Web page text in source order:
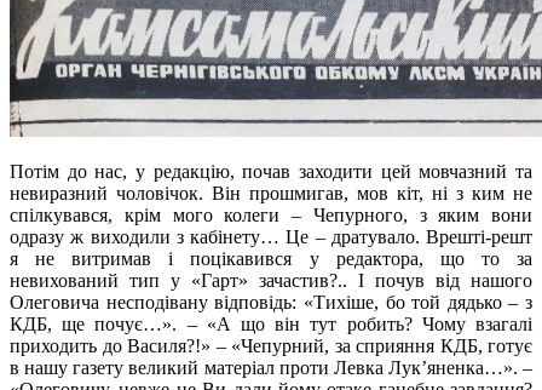
Потім до нас, у редакцію, почав заходити цей мовчазний та
невиразний чоловічок. Він прошмигав, мов кіт, ні з ким не
спілкувався, крім мого колеги – Чепурного, з яким вони
одразу ж виходили з кабінету… Це – дратувало. Врешті-решт
я не витримав і поцікавився у редактора, що то за
невихований тип у «Гарт» зачастив?.. І почув від нашого
Олеговича несподівану відповідь: «Тихіше, бо той дядько – з
КДБ, ще почує…». – «А що він тут робить? Чому взагалі
приходить до Василя?!» – «Чепурний, за сприяння КДБ, готує
в нашу газету великий матеріал проти Левка Лук’яненка…». –